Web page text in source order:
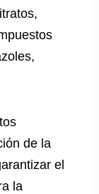
de la
el
la